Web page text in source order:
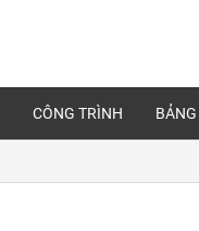
CÔNG TRÌNH